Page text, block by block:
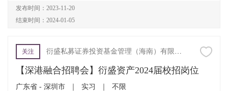
发布时间：2023-11-20
结束时间：2024-01-05
关注 衍盛私募证券投资基金管理（海南）有限公司
【深港融合招聘会】衍盛资产2024届校招岗位
广东省 - 深圳市 实习 不限